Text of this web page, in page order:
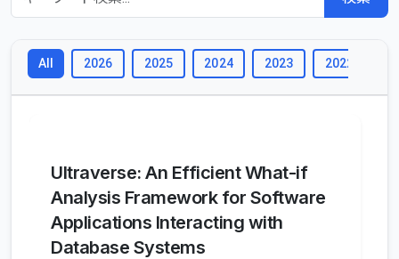
All 2026 2025 2024 2023 2022
Ultraverse: An Efficient What-if
Analysis Framework for Software
Applications Interacting with
Database Systems